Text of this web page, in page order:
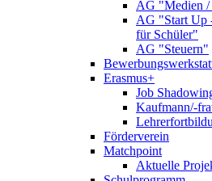
AG "Medien /
AG "Start Up
für Schüler"
AG "Steuern"
Erasmus+
Job
Kaufmann/-
Förderverein
Matchpoint
Aktuelle